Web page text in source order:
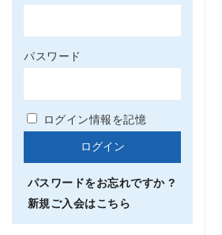
パスワード
ログイン情報を記憶
パスワードをお忘れですか ?
新規ご入会はこちら